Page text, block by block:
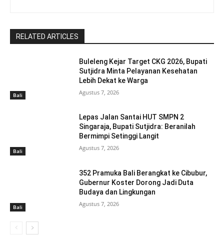
RELATED ARTICLES
Bali
Buleleng Kejar Target CKG 2026, Bupati
Sutjidra Minta Pelayanan Kesehatan
Lebih Dekat ke Warga
Agustus 7, 2026
Bali
Lepas Jalan Santai HUT SMPN 2
Singaraja, Bupati Sutjidra: Beranilah
Bermimpi Setinggi Langit
Agustus 7, 2026
Bali
352 Pramuka Bali Berangkat ke Cibubur,
Gubernur Koster Dorong Jadi Duta
Budaya dan Lingkungan
Agustus 7, 2026